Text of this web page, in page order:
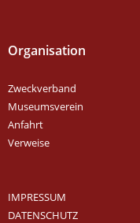
Organisation
Zweckverband
Museumsverein
Anfahrt
Verweise
IMPRESSUM
DATENSCHUTZ